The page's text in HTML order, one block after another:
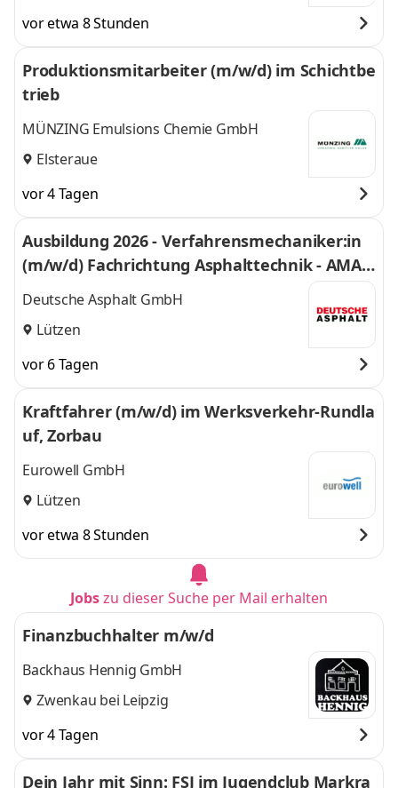
vor etwa 8 Stunden
Produktionsmitarbeiter (m/w/d) im Schichtbe
trieb
MÜNZING Emulsions Chemie GmbH
Elsteraue
vor 4 Tagen
Ausbildung 2026 - Verfahrensmechaniker:in
(m/w/d) Fachrichtung Asphalttechnik - AMA L
ösau
Deutsche Asphalt GmbH
Lützen
vor 6 Tagen
Kraftfahrer (m/w/d) im Werksverkehr-Rundla
uf, Zorbau
Eurowell GmbH
Lützen
vor etwa 8 Stunden
Jobszu dieser Suche per Mail erhalten
Finanzbuchhalter m/w/d
Backhaus Hennig GmbH
Zwenkau bei Leipzig
vor 4 Tagen
Dein Jahr mit Sinn: FSJ im Jugendclub Markra